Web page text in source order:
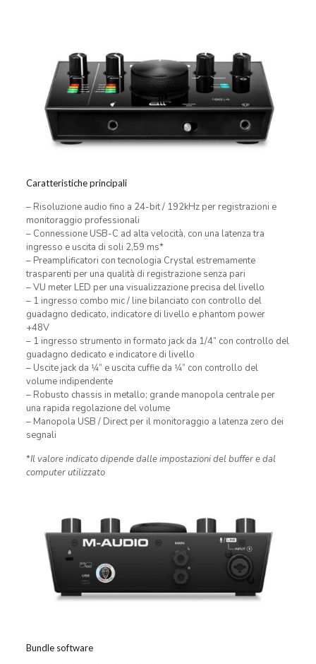
Caratteristiche principali
– Risoluzione audio fino a 24-bit / 192kHz per registrazioni e
monitoraggio professionali
– Connessione USB-C ad alta velocità, con una latenza tra
ingresso e uscita di soli 2,59 ms*
– Preamplificatori con tecnologia Crystal estremamente
trasparenti per una qualità di registrazione senza pari
– VU meter LED per una visualizzazione precisa del livello
– 1 ingresso combo mic / line bilanciato con controllo del
guadagno dedicato, indicatore di livello e phantom power
+48V
– 1 ingresso strumento in formato jack da 1/4” con controllo del
guadagno dedicato e indicatore di livello
– Uscite jack da 1⁄4” e uscita cuffie da 1⁄4” con controllo del
volume indipendente
– Robusto chassis in metallo; grande manopola centrale per
una rapida regolazione del volume
– Manopola USB / Direct per il monitoraggio a latenza zero dei
segnali
*Il valore indicato dipende dalle impostazioni del buffer e dal
computer utilizzato
Bundle software